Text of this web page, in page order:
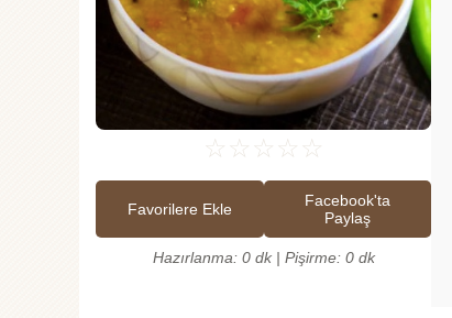
☆ ☆ ☆ ☆ ☆
Favorilere Ekle
Facebook'ta
Paylaş
Hazırlanma: 0 dk | Pişirme: 0 dk